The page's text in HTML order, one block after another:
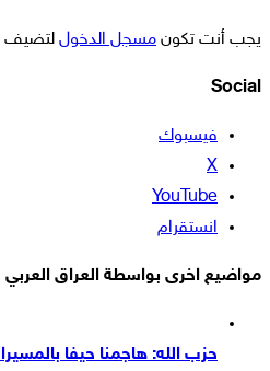
يجب أنت تكون مسجل الدخول لتضيف
Social
فيسبوك
‫X
‫YouTube
انستقرام
مواضيع اخرى بواسطة العراق العربي
حزب الله: هاجمنا حيفا